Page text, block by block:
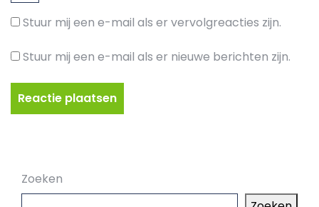
Stuur mij een e-mail als er vervolgreacties zijn.
Stuur mij een e-mail als er nieuwe berichten zijn.
Zoeken